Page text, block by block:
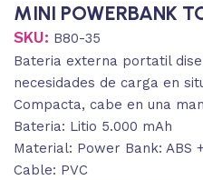
MINI POWERBANK
SKU: B80-35
Bateria externa portatil
necesidades de carga en
Compacta, cabe en una
Bateria: Litio 5.000 mAh
Material: Power Bank: ABS
Cable: PVC